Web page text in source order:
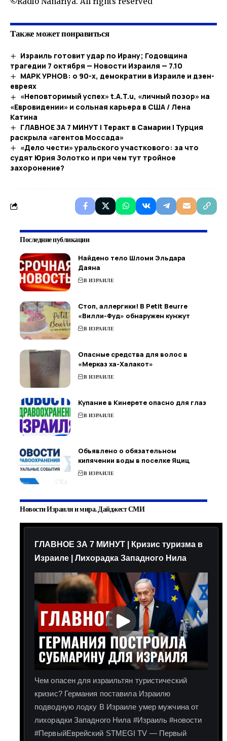
Также может понравиться
Израиль готовит удар по Ирану; Годовщина
трагедии 7 октября — Новости Израиля — 7.10
МАРК УРНОВ: о 90-х, демократии в Израиле и дзен-
евреях
«Неповторимый успех» t.A.T.u, «личный позор» на
«Евровидении» и сольная карьера в США / Лена
Катина
ГЛАВНОЕ ЗА 7 МИНУТ | Теракт в Самарии | Турция
раскрыла «агентов Моссада»
«Дело чести» уральского участкового: за что
судят Юрия Золотко и при чем тут тройное
захоронение?
Последние публикации
Найдено тело Шломи Эльдара
Даяна
В ИЗРАИЛЕ
Стоп, аллергики! В Petit Beurre
«Вилли-Фуд» обнаружен кунжут
В ИЗРАИЛЕ
Опасные средства для волос в
«Мерказ ха-Халакот»
В ИЗРАИЛЕ
Купание в Кинерете опасно для глаз
В ИЗРАИЛЕ
Объявлено о обязательном
кипячении воды в поселке Яциц
В ИЗРАИЛЕ
Новости Израиля и мира. Дайджест СМИ